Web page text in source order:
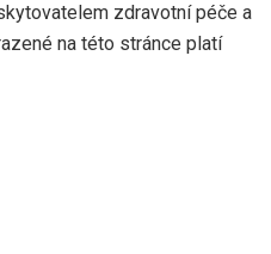
zdravotní péče a
na této stránce platí